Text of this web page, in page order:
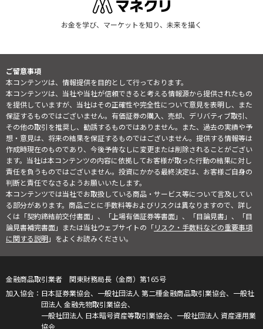
お金を学び、マーケットを知り、未来を描く
ご留意事項
本コンテンツは、情報提供を目的として行っております。
本コンテンツは、当社や当社が信頼できると考える情報源から提供されたもの
を提供していますが、当社はその正確性や完全性について意見を表明し、また
保証するものではございません。有価証券の購入、売却、デリバティブ取引、
その他の取引を推奨し、勧誘するものではありません。また、過去の実績や予
想・意見は、将来の結果を保証するものではございません。提供する情報等は
作成時現在のものであり、今後予告なしに変更または削除されることがござい
ます。当社は本コンテンツの内容に依拠してお客様が取った行動の結果に対し
責任を負うものではございません。投資にかかる最終決定は、お客様ご自身の
判断と責任でなさるようお願いいたします。
本コンテンツでは当社でお取扱している商品・サービス等について言及してい
る部分があります。商品ごとに手数料等およびリスクは異なりますので、詳し
くは「契約締結前交付書面」、「上場有価証券等書面」、「目論見書」、「目
論見書補完書面」または当社ウェブサイトの「リスク・手数料などの重要事項
に関する説明」をよくお読みください。
金融商品取引業者 関東財務局長（金商）第165号
日本証券業協会、一般社団法人 第二種金融商品取引業協会、一般社
団法人 金融先物取引業協会、
一般社団法人 日本暗号資産等取引業協会、一般社団法人 資産運用業
協会